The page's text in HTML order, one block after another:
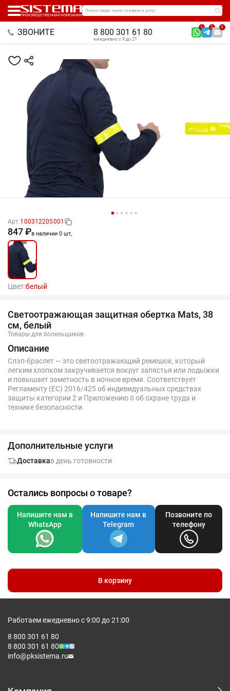
Поиск среди тысяч товаров и услуг
ЗВОНИТЕ 8 800 301 61 80
1 2 3
ежедневно с 9 до 21
Арт.100312205001
847 ₽в наличии 0 шт,
Цвет:белый
Светоотражающая защитная обертка Mats, 38
см, белый
Товары для болельщиков
Описание
Слэп-браслет — это светоотражающий ремешок, который
легким хлопком закручивается вокруг запястья или лодыжки
и повышает заметность в ночное время. Соответствует
Регламенту (ЕС) 2016/425 об индивидуальных средствах
защиты категории 2 и Приложению II об охране труда и
технике безопасности.
Дополнительные услуги
Доставкав день готовности
Остались вопросы о товаре?
Напишите нам в
WhatsApp
Напишите нам в
Telegram
Позвоните по
телефону
В корзину
Работаем ежедневно с 9:00 до 21:00
8 800 301 61 80
8 800 301 61 80
info@pksistema.ru